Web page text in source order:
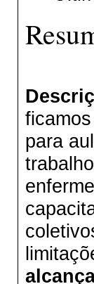
para